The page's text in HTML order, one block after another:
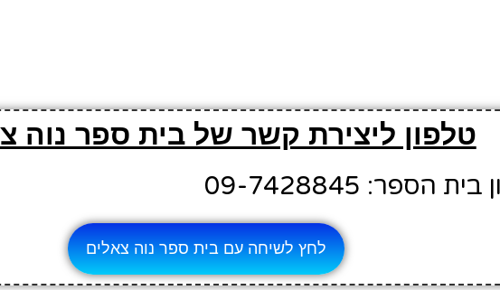
טלפון ליצירת קשר של בית ספר נוה
הספר: 09-7428845
לחץ לשיחה עם בית ספר נוה צאלים